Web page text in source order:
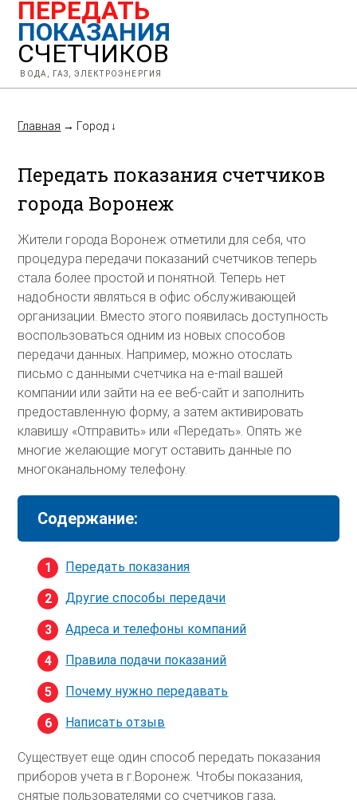
ПЕРЕДАТЬ
ПОКАЗАНИЯ
СЧЕТЧИКОВ
ВОДА, ГАЗ, ЭЛЕКТРОЭНЕРГИЯ
Главная → Город ↓
Передать показания счетчиков
города Воронеж
Жители города Воронеж отметили для себя, что
процедура передачи показаний счетчиков теперь
стала более простой и понятной. Теперь нет
надобности являться в офис обслуживающей
организации. Вместо этого появилась доступность
воспользоваться одним из новых способов
передачи данных. Например, можно отослать
письмо с данными счетчика на e-mail вашей
компании или зайти на ее веб-сайт и заполнить
предоставленную форму, а затем активировать
клавишу «Отправить» или «Передать». Опять же
многие желающие могут оставить данные по
многоканальному телефону.
Содержание:
Передать показания
Другие способы передачи
Адреса и телефоны компаний
Правила подачи показаний
Почему нужно передавать
Написать отзыв
Существует еще один способ передать показания
приборов учета в г.Воронеж. Чтобы показания,
снятые пользователями со счетчиков газа,